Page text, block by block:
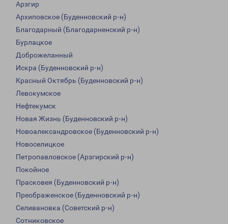
Арзгир
Архиповское (Буденновский р-н)
Благодарный (Благодарненский р-н)
Бурлацкое
Доброжеланный
Искра (Буденновский р-н)
Красный Октябрь (Буденновский р-н)
Левокумское
Нефтекумск
Новая Жизнь (Буденновский р-н)
Новоалександровское (Буденновский р-н)
Новоселицкое
Петропавловское (Арзгирский р-н)
Покойное
Прасковея (Буденновский р-н)
Преображенское (Буденновский р-н)
Селивановка (Советский р-н)
Сотниковское